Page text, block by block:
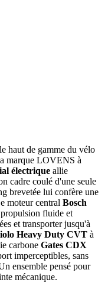
haut de gamme du vélo
marque LOVENS à
électrique allie
cadre coulé d'une seule
brevetée lui confère une
moteur central Bosch
fluide et
et transporter jusqu'à
Heavy Duty CVT à
carbone Gates CDX
imperceptibles, sans
ensemble pensé pour
mécanique.